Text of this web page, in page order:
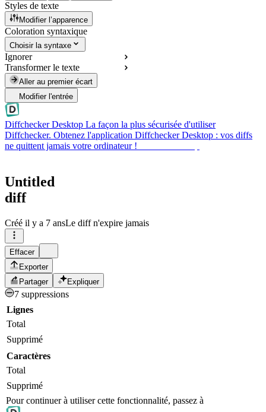
Styles de texte
Modifier l’apparence
Coloration syntaxique
Choisir la syntaxe
Ignorer
Transformer le texte
Aller au premier écart
Modifier l'entrée
Diffchecker Desktop La façon la plus sécurisée d'utiliser
Diffchecker. Obtenez l'application Diffchecker Desktop : vos diffs
ne quittent jamais votre ordinateur !
Untitled
diff
Créé il y a 7 ansLe diff n'expire jamais
Effacer
Exporter
Partager
Expliquer
7 suppressions
Lignes
Total
Supprimé
Caractères
Total
Supprimé
Pour continuer à utiliser cette fonctionnalité, passez à